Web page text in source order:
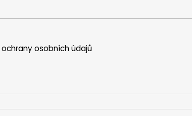
osobních údajů